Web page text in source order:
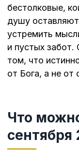
бестолковые,
душу
устремить
и пустых
том, что
от Бога, а не от
Что
сентября